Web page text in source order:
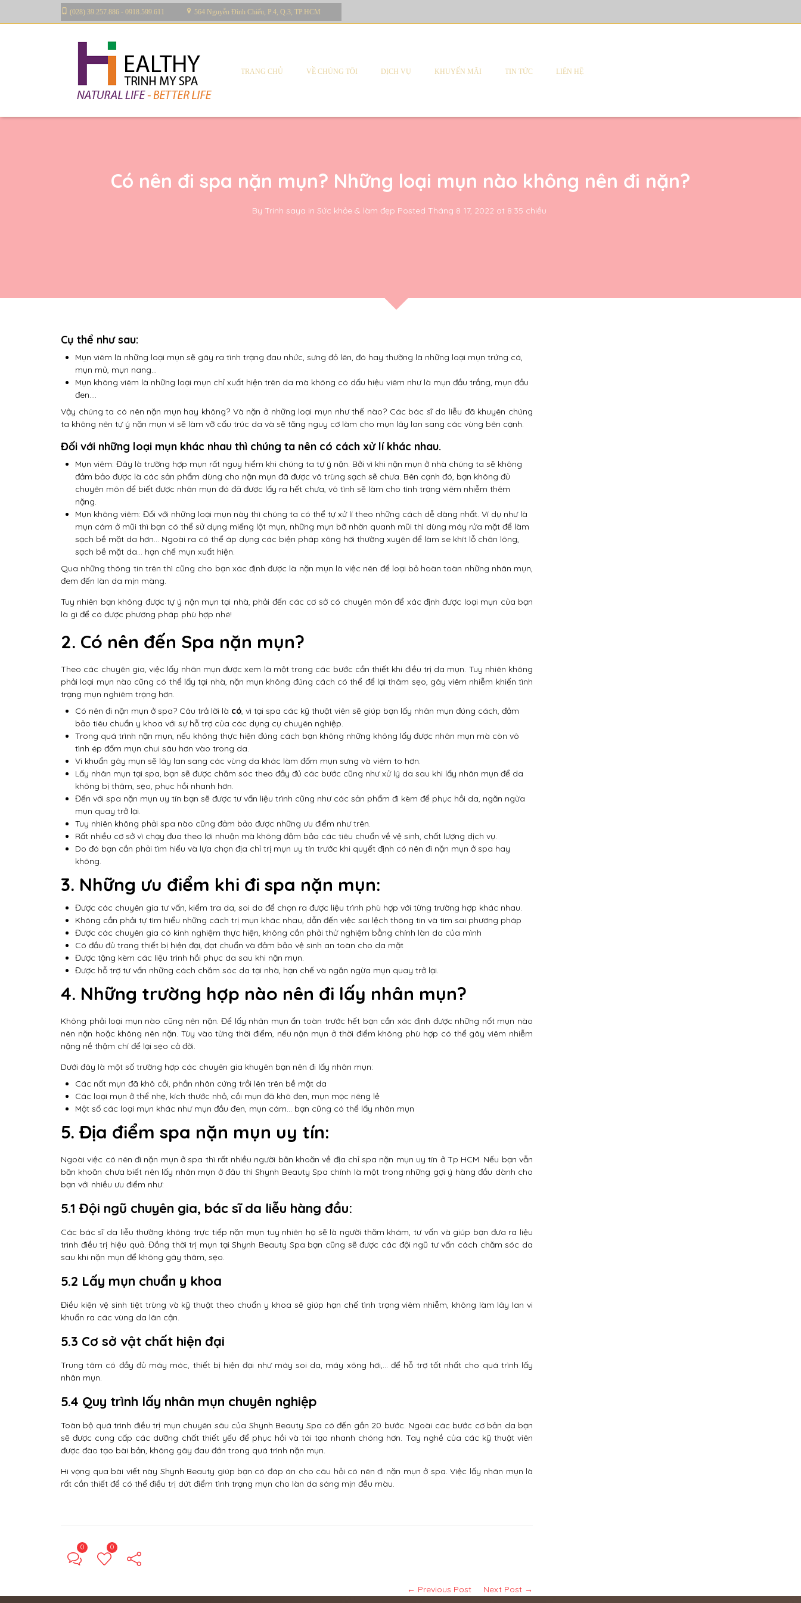
(028) 39.257.886 - 0918.599.611 564 Nguyễn Đình Chiểu, P.4, Q.3, TP.HCM
TRANG CHỦ VỀ CHÚNG TÔI DỊCH VỤ KHUYẾN MÃI TIN TỨC LIÊN HỆ
Có nên đi spa nặn mụn? Những loại mụn nào không nên đi nặn?
By Trinh saya in Sức khỏe & làm đẹp Posted Tháng 8 17, 2022 at 8:35 chiều
Cụ thể như sau:
Mụn viêm là những loại mụn sẽ gây ra tình trạng đau nhức, sưng đỏ lên, đó hay thường là những loại mụn trứng cá,
mụn mủ, mụn nang…
Mụn không viêm là những loại mụn chỉ xuất hiện trên da mà không có dấu hiệu viêm như là mụn đầu trắng, mụn đầu
đen….
Vậy chúng ta có nên nặn mụn hay không? Và nặn ở những loại mụn như thế nào? Các bác sĩ da liễu đã khuyên chúng
ta không nên tự ý nặn mụn vì sẽ làm vỡ cấu trúc da và sẽ tăng nguy cơ làm cho mụn lây lan sang các vùng bên cạnh.
Đối với những loại mụn khác nhau thì chúng ta nên có cách xử lí khác nhau.
Mụn viêm: Đây là trường hợp mụn rất nguy hiểm khi chúng ta tự ý nặn. Bởi vì khi nặn mụn ở nhà chúng ta sẽ không
đảm bảo được là các sản phẩm dùng cho nặn mụn đã được vô trùng sạch sẽ chưa. Bên cạnh đó, bạn không đủ
chuyên môn để biết được nhân mụn đó đã được lấy ra hết chưa, vô tình sẽ làm cho tình trạng viêm nhiễm thêm
nặng.
Mụn không viêm: Đối với những loại mụn này thì chúng ta có thể tự xử lí theo những cách dễ dàng nhất. Ví dụ như là
mụn cám ở mũi thì bạn có thể sử dụng miếng lột mụn, những mụn bỡ nhờn quanh mũi thì dùng máy rửa mặt để làm
sạch bề mặt da hơn… Ngoài ra có thể áp dụng các biện pháp xông hơi thường xuyên để làm se khít lỗ chân lông,
sạch bề mặt da… hạn chế mụn xuất hiện.
Qua những thông tin trên thì cũng cho bạn xác định được là nặn mụn là việc nên để loại bỏ hoàn toàn những nhân mụn,
đem đến làn da mịn màng.
Tuy nhiên bạn không được tự ý nặn mụn tại nhà, phải đến các cơ sở có chuyên môn để xác định được loại mụn của bạn
là gì để có được phương pháp phù hợp nhé!
2. Có nên đến Spa nặn mụn?
Theo các chuyên gia, việc lấy nhân mụn được xem là một trong các bước cần thiết khi điều trị da mụn. Tuy nhiên không
phải loại mụn nào cũng có thể lấy tại nhà, nặn mụn không đúng cách có thể để lại thâm sẹo, gây viêm nhiễm khiến tình
trạng mụn nghiêm trọng hơn.
Có nên đi nặn mụn ở spa? Câu trả lời là có, vì tại spa các kỹ thuật viên sẽ giúp bạn lấy nhân mụn đúng cách, đảm
bảo tiêu chuẩn y khoa với sự hỗ trợ của các dụng cụ chuyên nghiệp.
Trong quá trình nặn mụn, nếu không thực hiện đúng cách bạn không những không lấy được nhân mụn mà còn vô
tình ép đốm mụn chui sâu hơn vào trong da.
Vi khuẩn gây mụn sẽ lây lan sang các vùng da khác làm đốm mụn sưng và viêm to hơn.
Lấy nhân mụn tại spa, bạn sẽ được chăm sóc theo đầy đủ các bước cũng như xử lý da sau khi lấy nhân mụn để da
không bị thâm, sẹo, phục hồi nhanh hơn.
Đến với spa nặn mụn uy tín bạn sẽ được tư vấn liệu trình cũng như các sản phẩm đi kèm để phục hồi da, ngăn ngừa
mụn quay trở lại.
Tuy nhiên không phải spa nào cũng đảm bảo được những ưu điểm như trên.
Rất nhiều cơ sở vì chạy đua theo lợi nhuận mà không đảm bảo các tiêu chuẩn về vệ sinh, chất lượng dịch vụ.
Do đó bạn cần phải tìm hiểu và lựa chọn địa chỉ trị mụn uy tín trước khi quyết định có nên đi nặn mụn ở spa hay
không.
3. Những ưu điểm khi đi spa nặn mụn:
Được các chuyên gia tư vấn, kiểm tra da, soi da để chọn ra được liệu trình phù hợp với từng trường hợp khác nhau.
Không cần phải tự tìm hiểu những cách trị mụn khác nhau, dẫn đến việc sai lệch thông tin và tìm sai phương pháp
Được các chuyên gia có kinh nghiệm thực hiện, không cần phải thử nghiệm bằng chính làn da của mình
Có đầu đủ trang thiết bị hiện đại, đạt chuẩn và đảm bảo vệ sinh an toàn cho da mặt
Được tặng kèm các liệu trình hồi phục da sau khi nặn mụn.
Được hỗ trợ tư vấn những cách chăm sóc da tại nhà, hạn chế và ngăn ngừa mụn quay trở lại.
4. Những trường hợp nào nên đi lấy nhân mụn?
Không phải loại mụn nào cũng nên nặn. Để lấy nhân mụn ẩn toàn trước hết bạn cần xác định được những nốt mụn nào
nên nặn hoặc không nên nặn. Tùy vào từng thời điểm, nếu nặn mụn ở thời điểm không phù hợp có thể gây viêm nhiễm
nặng nề thậm chí để lại sẹo cả đời.
Dưới đây là một số trường hợp các chuyên gia khuyên bạn nên đi lấy nhân mụn:
Các nốt mụn đã khô cồi, phần nhân cứng trồi lên trên bề mặt da
Các loại mụn ở thể nhẹ, kích thước nhỏ, cồi mụn đã khô đen, mụn mọc riêng lẻ
Một số các loại mụn khác như mụn đầu đen, mụn cám… bạn cũng có thể lấy nhân mụn
5. Địa điểm spa nặn mụn uy tín:
Ngoài việc có nên đi nặn mụn ở spa thì rất nhiều người băn khoăn về địa chỉ spa nặn mụn uy tín ở Tp HCM. Nếu bạn vẫn
băn khoăn chưa biết nên lấy nhân mụn ở đâu thì Shynh Beauty Spa chính là một trong những gợi ý hàng đầu dành cho
bạn với nhiều ưu điểm như:
5.1 Đội ngũ chuyên gia, bác sĩ da liễu hàng đầu:
Các bác sĩ da liễu thường không trực tiếp nặn mụn tuy nhiên họ sẽ là người thăm khám, tư vấn và giúp bạn đưa ra liệu
trình điều trị hiệu quả. Đồng thời trị mụn tại Shynh Beauty Spa bạn cũng sẽ được các đội ngũ tư vấn cách chăm sóc da
sau khi nặn mụn để không gây thâm, sẹo.
5.2 Lấy mụn chuẩn y khoa
Điều kiện vệ sinh tiệt trùng và kỹ thuật theo chuẩn y khoa sẽ giúp hạn chế tình trạng viêm nhiễm, không làm lây lan vi
khuẩn ra các vùng da lân cận.
5.3 Cơ sở vật chất hiện đại
Trung tâm có đầy đủ máy móc, thiết bị hiện đại như máy soi da, máy xông hơi,… để hỗ trợ tốt nhất cho quá trình lấy
nhân mụn.
5.4 Quy trình lấy nhân mụn chuyên nghiệp
Toàn bộ quá trình điều trị mụn chuyên sâu của Shynh Beauty Spa có đến gần 20 bước. Ngoài các bước cơ bản da bạn
sẽ được cung cấp các dưỡng chất thiết yếu để phục hồi và tái tạo nhanh chóng hơn. Tay nghề của các kỹ thuật viên
được đào tạo bài bản, không gây đau đớn trong quá trình nặn mụn.
Hi vọng qua bài viết này Shynh Beauty giúp bạn có đáp án cho câu hỏi có nên đi nặn mụn ở spa. Việc lấy nhân mụn là
rất cần thiết để có thể điều trị dứt điểm tình trạng mụn cho làn da sáng mịn đều màu.
0 0
← Previous Post Next Post →